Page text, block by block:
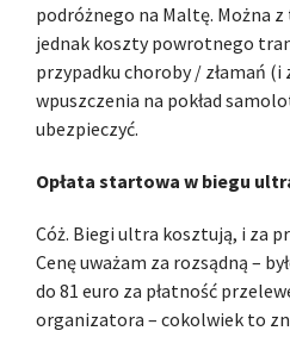
podróżnego na Maltę. Można
jednak koszty powrotnego
przypadku choroby / złamań
wpuszczenia na pokład
ubezpieczyć.
Opłata startowa w biegu
Cóż. Biegi ultra kosztują, i za
Cenę uważam za rozsądną –
do 81 euro za płatność
organizatora – cokolwiek to